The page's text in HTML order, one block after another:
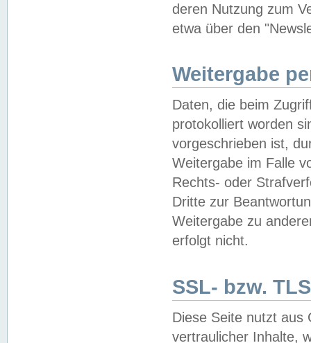
deren Nutzung zum
etwa über den
Weitergabe
Daten, die beim
protokolliert worden
vorgeschrieben ist,
Weitergabe im Falle
Rechts- oder
Dritte zur
Weitergabe zu
erfolgt nicht.
SSL- bzw.
Diese Seite nutzt aus
vertraulicher Inhalte,